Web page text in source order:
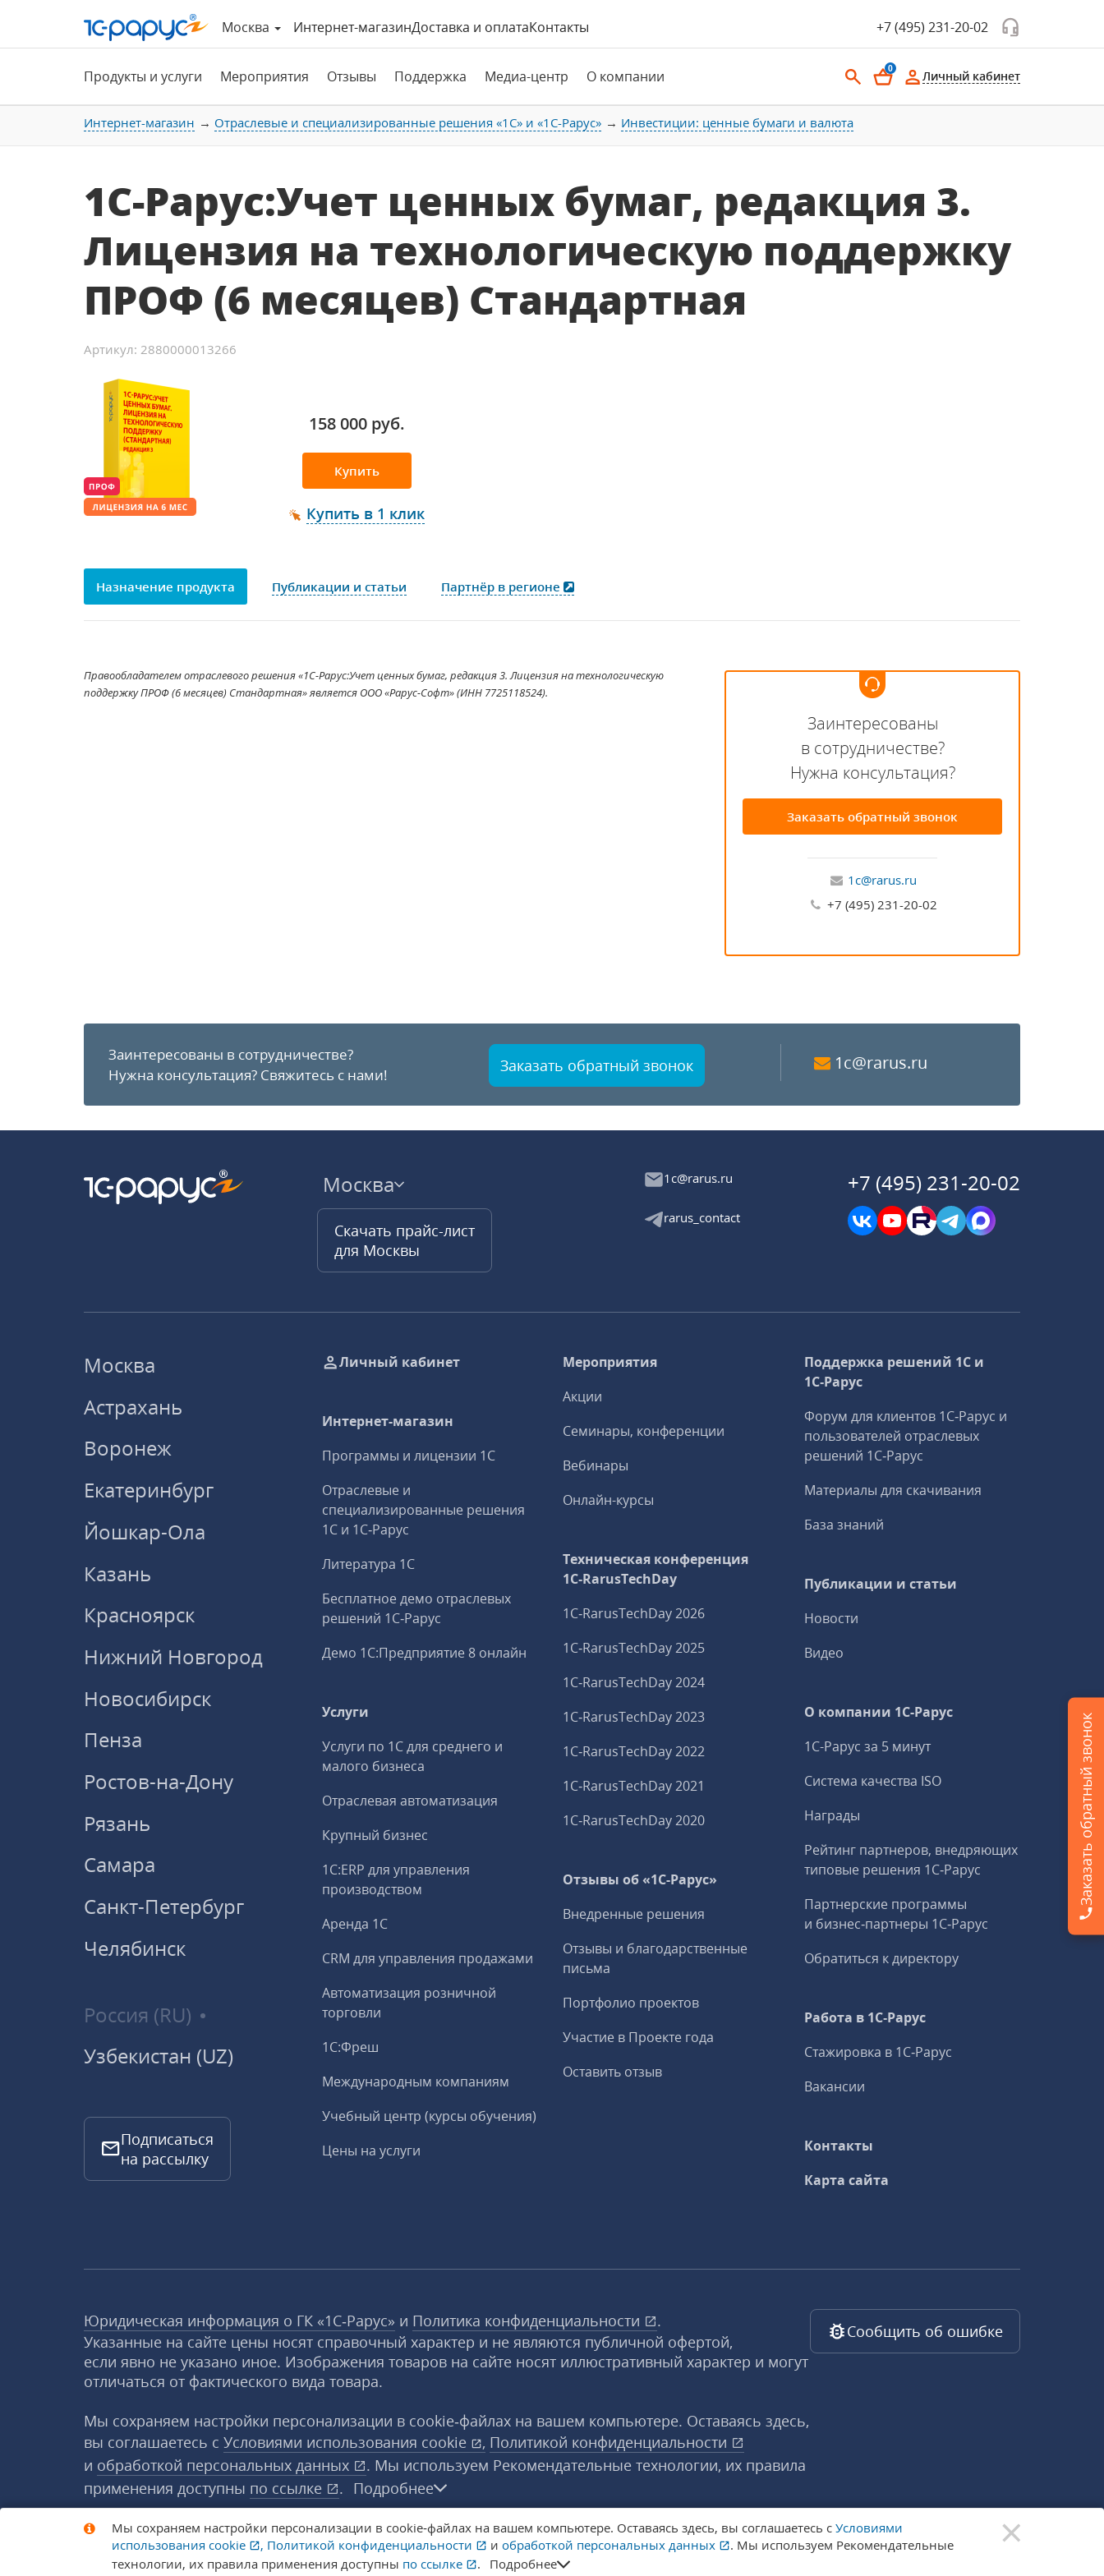
Москва Интернет-магазинДоставка и оплатаКонтакты +7 (495) 231-20-02
Продукты и услуги Мероприятия Отзывы Поддержка Медиа-центр О компании 0 Личный кабинет
Интернет-магазин Отраслевые и специализированные решения «1С» и «1С-Рарус» Инвестиции: ценные бумаги и валюта
1С-Рарус:Учет ценных бумаг, редакция 3.
Лицензия на технологическую поддержку
ПРОФ (6 месяцев) Стандартная
Заказать обратный звонок
Артикул: 2880000013266
158 000 руб.
Купить
Купить в 1 клик
Назначение продукта Публикации и статьи Партнёр в регионе
Правообладателем отраслевого решения «1С-Рарус:Учет ценных бумаг, редакция 3. Лицензия на технологическую
поддержку ПРОФ (6 месяцев) Стандартная» является ООО «Рарус-Софт» (ИНН 7725118524).
Заинтересованы
в сотрудничестве?
Нужна консультация?
Заказать обратный звонок
1c@rarus.ru
+7 (495) 231-20-02
Заинтересованы в сотрудничестве?
Нужна консультация? Свяжитесь с нами! Заказать обратный звонок 1c@rarus.ru
Москва
Скачать прайс-лист
для Москвы
1c@rarus.ru
rarus_contact
+7 (495) 231-20-02
Москва
Астрахань
Воронеж
Екатеринбург
Йошкар-Ола
Казань
Красноярск
Нижний Новгород
Новосибирск
Пенза
Ростов-на-Дону
Рязань
Самара
Санкт-Петербург
Челябинск
Россия (RU)
Узбекистан (UZ)
Подписаться
на рассылку
Личный кабинет
Интернет-магазин
Программы и лицензии 1С
Отраслевые и
специализированные решения
1С и 1С‑Рарус
Литература 1С
Бесплатное демо отраслевых
решений 1С‑Рарус
Демо 1С:Предприятие 8 онлайн
Услуги
Услуги по 1С для среднего и
малого бизнеса
Отраслевая автоматизация
Крупный бизнес
1С:ERP для управления
производством
Аренда 1С
CRM для управления продажами
Автоматизация розничной
торговли
1С:Фреш
Международным компаниям
Учебный центр (курсы обучения)
Цены на услуги
Мероприятия
Акции
Семинары, конференции
Вебинары
Онлайн-курсы
Техническая конференция
1C‑RarusTechDay
1C‑RarusTechDay 2026
1C‑RarusTechDay 2025
1C‑RarusTechDay 2024
1C‑RarusTechDay 2023
1C‑RarusTechDay 2022
1C‑RarusTechDay 2021
1C‑RarusTechDay 2020
Отзывы об «1С-Рарус»
Внедренные решения
Отзывы и благодарственные
письма
Портфолио проектов
Участие в Проекте года
Оставить отзыв
Поддержка решений 1С и
1С‑Рарус
Форум для клиентов 1С‑Рарус и
пользователей отраслевых
решений 1С‑Рарус
Материалы для скачивания
База знаний
Публикации и статьи
Новости
Видео
О компании 1C-Рарус
1С-Рарус за 5 минут
Система качества ISO
Награды
Рейтинг партнеров, внедряющих
типовые решения 1С‑Рарус
Партнерские программы
и бизнес‑партнеры 1С‑Рарус
Обратиться к директору
Работа в 1С‑Рарус
Стажировка в 1С‑Рарус
Вакансии
Контакты
Карта сайта
Юридическая информация о ГК «1С‑Рарус» и Политика конфиденциальности
.
Указанные на сайте цены носят справочный характер и не являются публичной офертой,
если явно не указано иное. Изображения товаров на сайте носят иллюстративный характер и могут
отличаться от фактического вида товара.
Мы сохраняем настройки персонализации в cookie‑файлах на вашем компьютере. Оставаясь здесь,
вы соглашаетесь с Условиями использования cookie , Политикой конфиденциальности
и обработкой персональных данных
. Мы используем Рекомендательные технологии, их правила
применения доступны по ссылке . Подробнее
© 1998-2026 «1С‑Рарус» ®. Все права защищены.
Сообщить об ошибке
×
Мы сохраняем настройки персонализации в cookie‑файлах на вашем компьютере. Оставаясь здесь, вы соглашаетесь с Условиями
использования cookie , Политикой конфиденциальности и обработкой персональных данных
. Мы используем Рекомендательные
технологии, их правила применения доступны по ссылке . Подробнее